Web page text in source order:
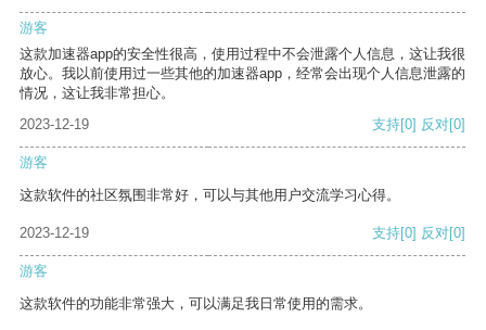
游客
这款加速器app的安全性很高，使用过程中不会泄露个人信息，这让我很
放心。我以前使用过一些其他的加速器app，经常会出现个人信息泄露的
情况，这让我非常担心。
2023-12-19
支持[0] 反对[0]
游客
这款软件的社区氛围非常好，可以与其他用户交流学习心得。
2023-12-19 支持[0] 反对[0]
游客
这款软件的功能非常强大，可以满足我日常使用的需求。